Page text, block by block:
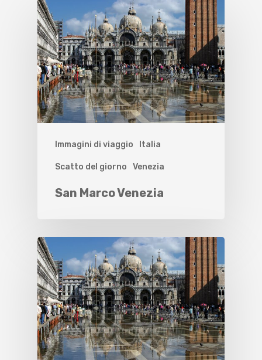
Immagini di viaggio Italia
Scatto del giorno Venezia
San Marco Venezia